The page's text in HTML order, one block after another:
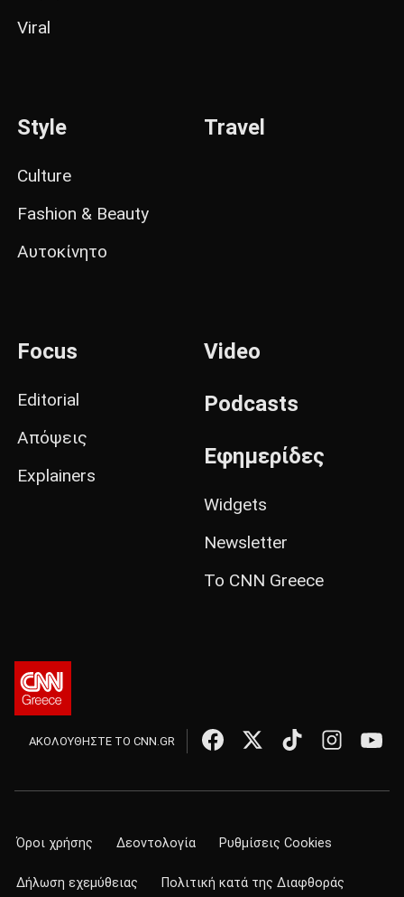
Viral
Style
Culture
Fashion & Beauty
Αυτοκίνητο
Travel
Focus
Editorial
Απόψεις
Explainers
Video
Podcasts
Εφημερίδες
Widgets
Newsletter
Το CNN Greece
ΑΚΟΛΟΥΘΗΣΤΕ ΤΟ CNN.GR
Όροι χρήσης Δεοντολογία Ρυθμίσεις Cookies
Δήλωση εχεμύθειας Πολιτική κατά της Διαφθοράς